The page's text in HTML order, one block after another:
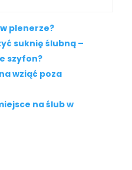
plenerze?
suknię ślubną –
szyfon?
wziąć poza
na ślub w